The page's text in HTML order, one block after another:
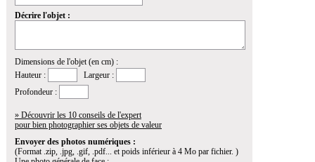
Décrire l'objet :
Dimensions de l'objet (en cm) :
Hauteur :
Largeur :
Profondeur :
» Découvrir les 10 conseils de l'expert
pour bien photographier ses objets de valeur
Envoyer des photos numériques :
(Format .zip, .jpg, .gif, .pdf... et poids inférieur à 4 Mo par fichier. )